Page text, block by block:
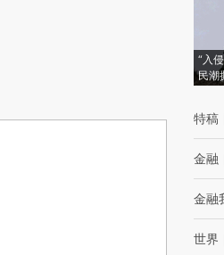
“入
民潮
特稿
金融
金融
世界